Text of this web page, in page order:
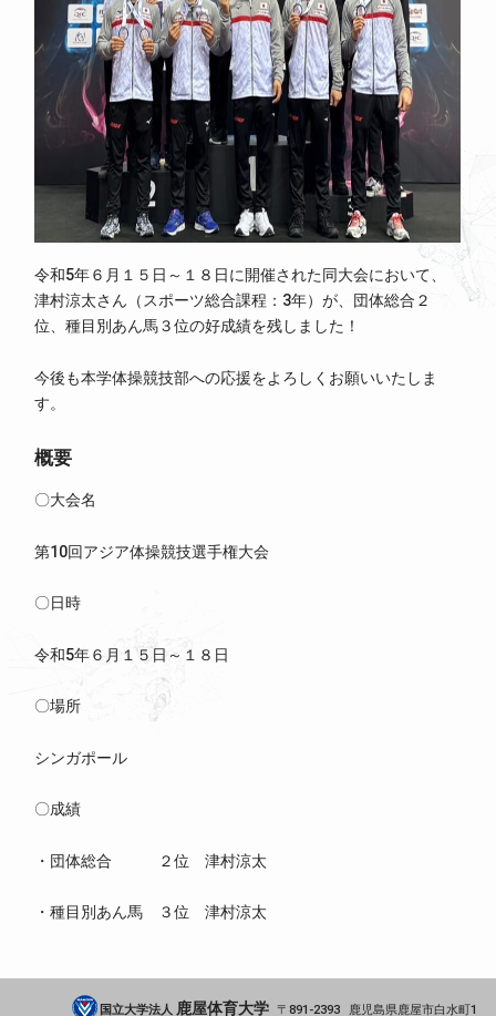
令和5年６月１５日～１８日に開催された同大会において、
津村涼太さん（スポーツ総合課程：3年）が、団体総合２
位、種目別あん馬３位の好成績を残しました！
今後も本学体操競技部への応援をよろしくお願いいたしま
す。
概要
〇大会名
第10回アジア体操競技選手権大会
〇日時
令和5年６月１５日～１８日
〇場所
シンガポール
〇成績
・団体総合 ２位 津村涼太
・種目別あん馬 ３位 津村涼太
国立大学法人 鹿屋体育大学 891-2393 鹿児島県鹿屋市白水町1